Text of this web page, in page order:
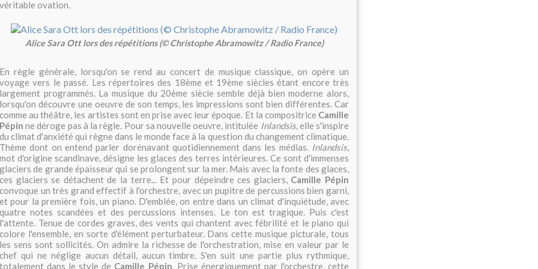
véritable ovation.
Alice Sara Ott lors des répétitions (© Christophe Abramowitz / Radio France)
En règle générale, lorsqu'on se rend au concert de musique classique, on opère un
voyage vers le passé. Les répertoires des 18ème et 19ème siècles étant encore très
largement programmés. La musique du 20ème siècle semble déjà bien moderne alors,
lorsqu'on découvre une oeuvre de son temps, les impressions sont bien différentes. Car
comme au théâtre, les artistes sont en prise avec leur époque. Et la compositrice Camille
Pépin ne déroge pas à la règle. Pour sa nouvelle oeuvre, intitulée Inlandsis,elle s'inspire
du climat d'anxiété qui règne dans le monde face à la question du changement climatique.
Thème dont on entend parler dorénavant quotidiennement dans les médias. Inlandsis,
mot d'origine scandinave, désigne les glaces des terres intérieures. Ce sont d'immenses
glaciers de grande épaisseur qui se prolongent sur la mer. Mais avec la fonte des glaces,
ces glaciers se détachent de la terre... Et pour dépeindre ces glaciers, Camille Pépin
convoque un très grand effectif à l'orchestre, avec un pupitre de percussions bien garni,
et pour la première fois, un piano. D'emblée, on entre dans un climat d'inquiétude, avec
quatre notes scandées et des percussions intenses. Le ton est tragique. Puis c'est
l'attente. Tenue de cordes graves, des vents qui chantent avec fébrilité et le piano qui
colore l'ensemble, en sorte d'élément perturbateur. Dans cette musique picturale, tous
les sens sont sollicités. On admire la richesse de l'orchestration, mise en valeur par le
chef qui ne néglige aucun détail, aucun timbre. S'en suit une partie plus rythmique,
totalement dans le style de Camille Pépin. Prise énergiquement par l'orchestre, cette